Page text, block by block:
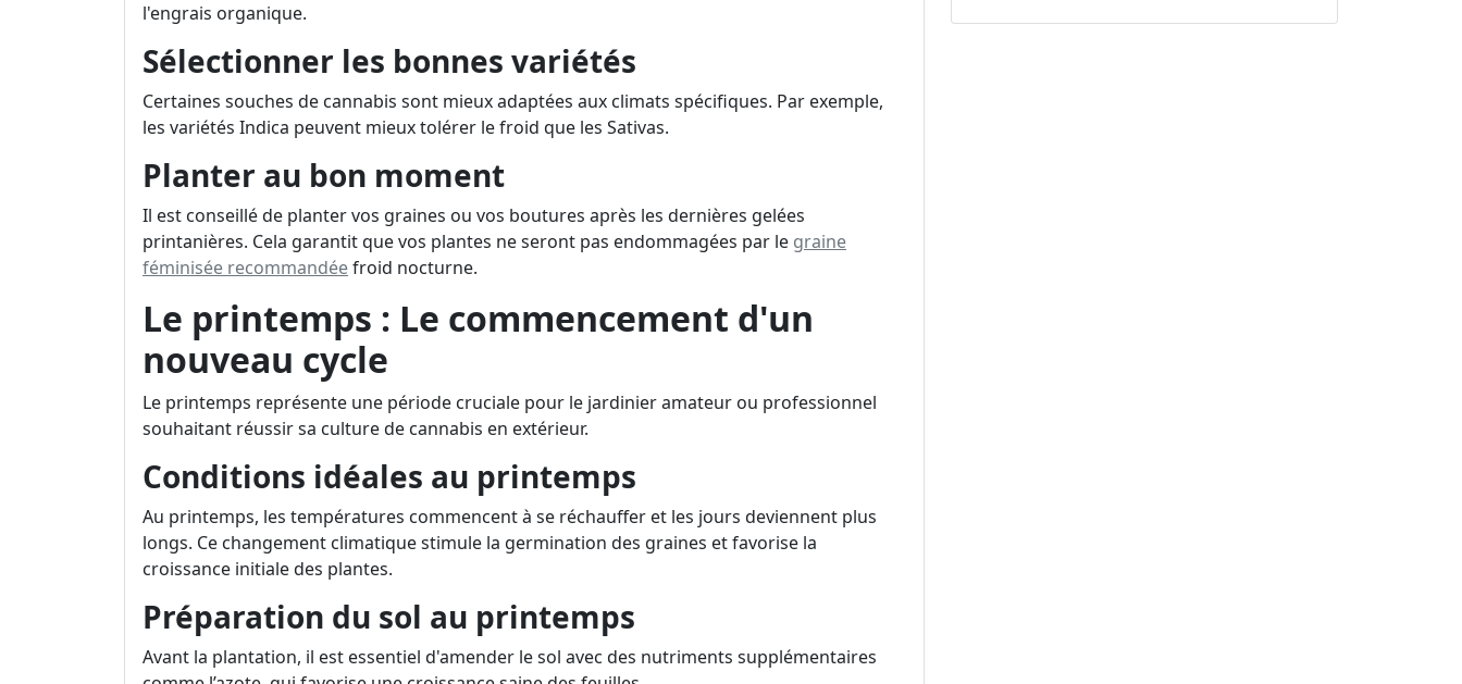
l'engrais organique.
Sélectionner les bonnes variétés
Certaines souches de cannabis sont mieux adaptées aux climats spécifiques. Par exemple,
les variétés Indica peuvent mieux tolérer le froid que les Sativas.
Planter au bon moment
Il est conseillé de planter vos graines ou vos boutures après les dernières gelées
printanières. Cela garantit que vos plantes ne seront pas endommagées par le graine
féminisée recommandéefroid nocturne.
Le printemps : Le commencement d'un
nouveau cycle
Le printemps représente une période cruciale pour le jardinier amateur ou professionnel
souhaitant réussir sa culture de cannabis en extérieur.
Conditions idéales au printemps
Au printemps, les températures commencent à se réchauffer et les jours deviennent plus
longs. Ce changement climatique stimule la germination des graines et favorise la
croissance initiale des plantes.
Préparation du sol au printemps
Avant la plantation, il est essentiel d'amender le sol avec des nutriments supplémentaires